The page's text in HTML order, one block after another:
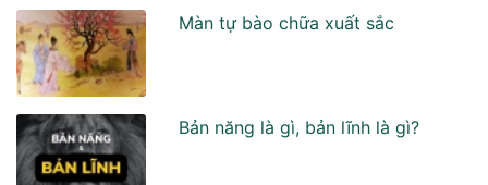
Màn tự bào chữa xuất sắc
Bản năng là gì, bản lĩnh là gì?